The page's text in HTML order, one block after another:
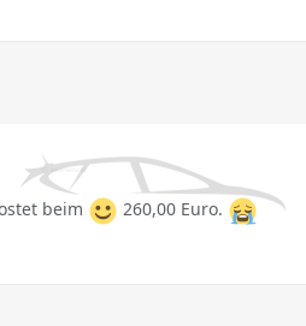
beim 260,00 Euro.